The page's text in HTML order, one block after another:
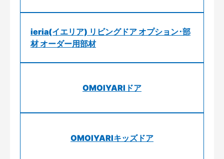
ieria(イエリア) リビングドア オプション･部
材 オーダー用部材
OMOIYARIドア
OMOIYARIキッズドア